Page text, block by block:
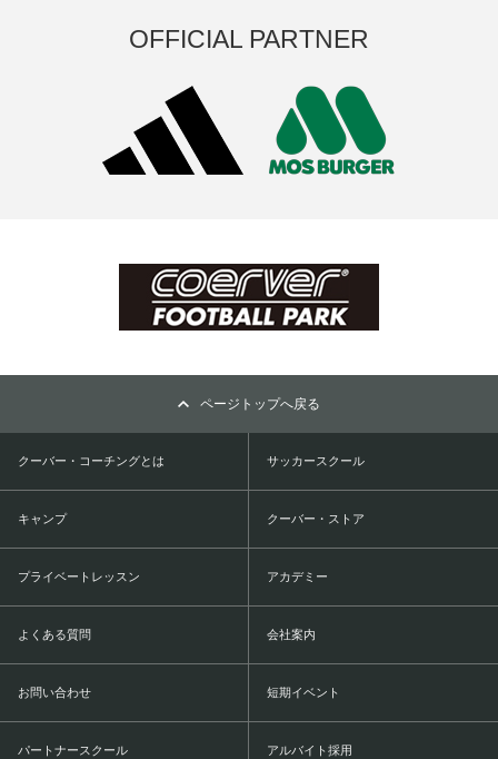
OFFICIAL PARTNER
ページトップへ戻る
クーバー・コーチングとは サッカースクール
キャンプ クーバー・ストア
プライベートレッスン アカデミー
よくある質問 会社案内
お問い合わせ 短期イベント
パートナースクール アルバイト採用